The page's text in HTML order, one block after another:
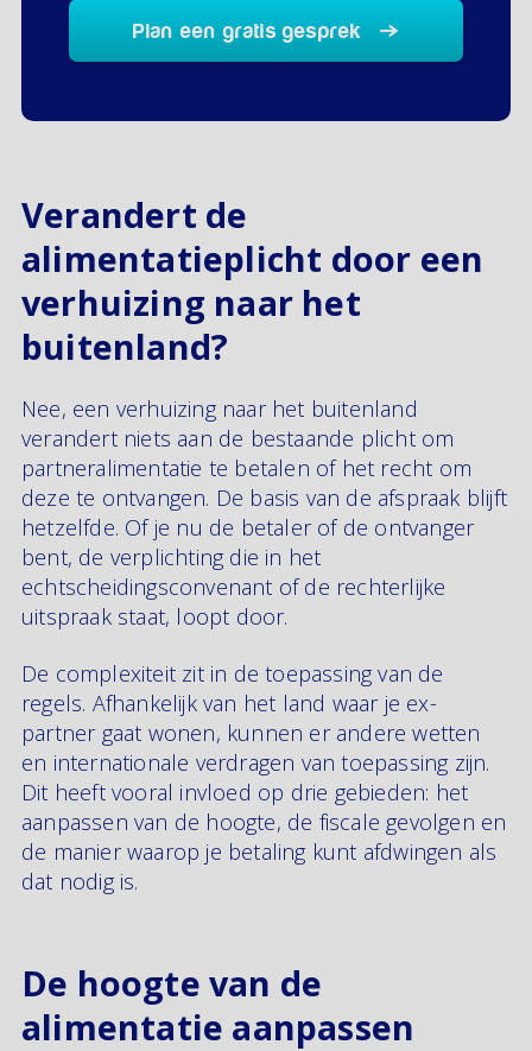
Plan een gratis gesprek
Verandert de
alimentatieplicht door een
verhuizing naar het
buitenland?
Nee, een verhuizing naar het buitenland
verandert niets aan de bestaande plicht om
partneralimentatie te betalen of het recht om
deze te ontvangen. De basis van de afspraak blijft
hetzelfde. Of je nu de betaler of de ontvanger
bent, de verplichting die in het
echtscheidingsconvenant of de rechterlijke
uitspraak staat, loopt door.
De complexiteit zit in de toepassing van de
regels. Afhankelijk van het land waar je ex-
partner gaat wonen, kunnen er andere wetten
en internationale verdragen van toepassing zijn.
Dit heeft vooral invloed op drie gebieden: het
aanpassen van de hoogte, de fiscale gevolgen en
de manier waarop je betaling kunt afdwingen als
dat nodig is.
De hoogte van de
alimentatie aanpassen